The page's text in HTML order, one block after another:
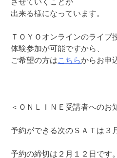
させていくことが
出来る様になっています。
ＴＯＹＯオンラインのライブ
体験参加が可能ですから、
ご希望の方はこちらからお申
＜ＯＮＬＩＮＥ受講者へのお
予約ができる次のＳＡＴは３
予約の締切は２月１２日です。